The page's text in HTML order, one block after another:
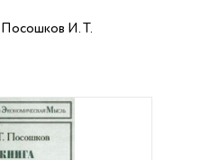
Посошков И. Т.